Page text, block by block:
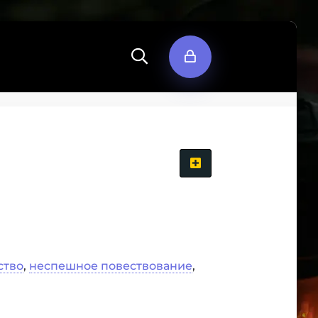
, неспешное повествование,